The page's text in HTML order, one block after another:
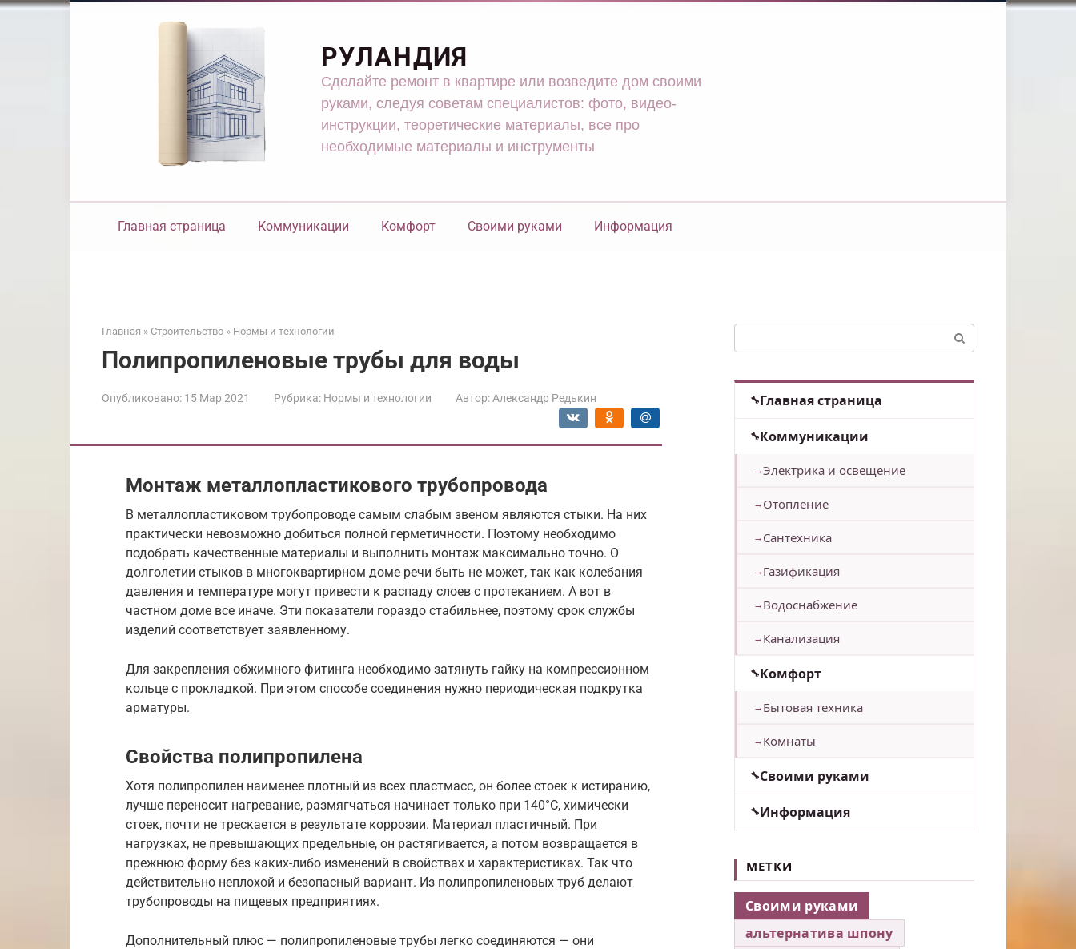
Перейти
РУЛАНДИЯ
Сделайте ремонт в квартире или возведите дом своими
руками, следуя советам специалистов: фото, видео-
инструкции, теоретические материалы, все про
необходимые материалы и инструменты
Главная страница Коммуникации Комфорт Своими руками Информация
Главная » Строительство » Нормы и технологии
Полипропиленовые трубы для воды
Опубликовано: 15 Мар 2021 Рубрика: Нормы и технологии Автор: Александр Редькин
Монтаж металлопластикового трубопровода
В металлопластиковом трубопроводе самым слабым звеном являются стыки. На них
практически невозможно добиться полной герметичности. Поэтому необходимо
подобрать качественные материалы и выполнить монтаж максимально точно. О
долголетии стыков в многоквартирном доме речи быть не может, так как колебания
давления и температуре могут привести к распаду слоев с протеканием. А вот в
частном доме все иначе. Эти показатели гораздо стабильнее, поэтому срок службы
изделий соответствует заявленному.
Для закрепления обжимного фитинга необходимо затянуть гайку на компрессионном
кольце с прокладкой. При этом способе соединения нужно периодическая подкрутка
арматуры.
Свойства полипропилена
Хотя полипропилен наименее плотный из всех пластмасс, он более стоек к истиранию,
лучше переносит нагревание, размягчаться начинает только при 140°C, химически
стоек, почти не трескается в результате коррозии. Материал пластичный. При
нагрузках, не превышающих предельные, он растягивается, а потом возвращается в
прежнюю форму без каких-либо изменений в свойствах и характеристиках. Так что
действительно неплохой и безопасный вариант. Из полипропиленовых труб делают
трубопроводы на пищевых предприятиях.
Дополнительный плюс — полипропиленовые трубы легко соединяются — они
Главная страница
Коммуникации
Электрика и освещение
Отопление
Сантехника
Газификация
Водоснабжение
Канализация
Комфорт
Бытовая техника
Комнаты
Своими руками
Информация
МЕТКИ
Своими руками
альтернатива шпону